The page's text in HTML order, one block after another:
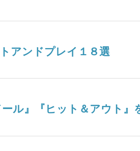
アンドプレイ１８選
ル』『ヒット＆アウト』